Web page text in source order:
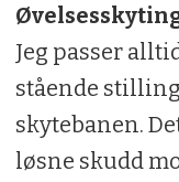
Jeg passer
stående
skytebanen.
løsne skudd